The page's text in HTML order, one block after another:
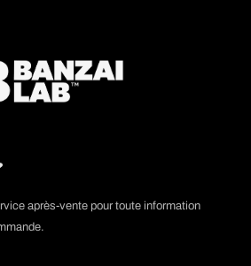
après-vente pour toute information